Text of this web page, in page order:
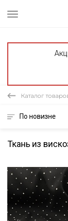
Каталог
По новизне
Ткань из